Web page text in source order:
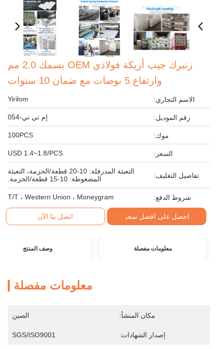
زنبرك جيب أريكة فولاذي OEM بسمك 2.0 مم
وارتفاع 5 بوصات مع ضمان 10 سنوات
الاسم التجاري: Yirilom
رقم الموديل: إم تي تي-054
موك: 100PCS
السعر: USD 1.4~1.8/PCS
تفاصيل التغليف:
التعبئة المدرفلة: 10-20 قطعة/الحزمة، التعبئة
المضغوطة: 10-15 قطعة/الحزمة.
شروط الدفع: T/T ، Western Union ، Moneygram
احصل على أفضل سعر اتصل بنا الآن
معلومات مفصلة وصف المنتج
معلومات مفصلة
مكان المنشأ: الصين
إصدار الشهادات: SGS/ISO9001